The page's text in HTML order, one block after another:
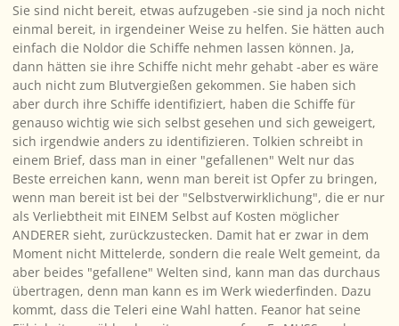
Sie sind nicht bereit, etwas aufzugeben -sie sind ja noch nicht
einmal bereit, in irgendeiner Weise zu helfen. Sie hätten auch
einfach die Noldor die Schiffe nehmen lassen können. Ja,
dann hätten sie ihre Schiffe nicht mehr gehabt -aber es wäre
auch nicht zum Blutvergießen gekommen. Sie haben sich
aber durch ihre Schiffe identifiziert, haben die Schiffe für
genauso wichtig wie sich selbst gesehen und sich geweigert,
sich irgendwie anders zu identifizieren. Tolkien schreibt in
einem Brief, dass man in einer "gefallenen" Welt nur das
Beste erreichen kann, wenn man bereit ist Opfer zu bringen,
wenn man bereit ist bei der "Selbstverwirklichung", die er nur
als Verliebtheit mit EINEM Selbst auf Kosten möglicher
ANDERER sieht, zurückzustecken. Damit hat er zwar in dem
Moment nicht Mittelerde, sondern die reale Welt gemeint, da
aber beides "gefallene" Welten sind, kann man das durchaus
übertragen, denn man kann es im Werk wiederfinden. Dazu
kommt, dass die Teleri eine Wahl hatten. Feanor hat seine